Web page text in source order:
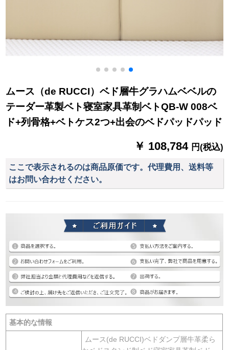
ムース（de RUCCI）ベド層牛グラハムベベルの
テーダー革製ベト寝室家具革制ベトQB-W 008ベ
ド+列骨格+ベトケス2つ+出会のベドパッドパッド
￥ 108,784 円(税込)
ここで表示されるのは商品原価です。代理費用、送料等
はお問い合わせください。
基本的な情報
ムース(de RUCCI)ベドダンプ層牛革柔ら